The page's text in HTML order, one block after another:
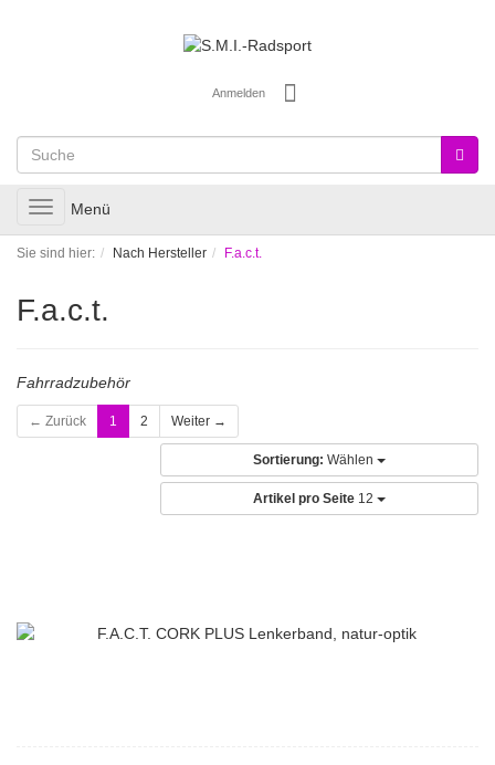
Anmelden
Toggle
navigation
Menü
Sie sind hier: Nach Hersteller F.a.c.t.
F.a.c.t.
Fahrradzubehör
← Zurück 1 2 Weiter →
Sortierung: Wählen
Artikel pro Seite 12